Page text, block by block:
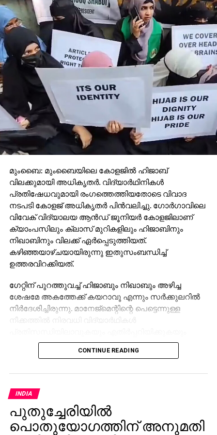
മുംബൈ: മുംബൈയിലെ കോളജിൽ ഹിജാബ്
വിലക്കുമായി അധികൃതർ. വിദ്യാർഥിനികൾ
പ്രതിഷേധവുമായി രം​ഗത്തെത്തിയതോടെ വിവാദ
നടപടി കോളജ് അധികൃതർ പിൻവലിച്ചു. ഗോർ​ഗാവിലെ
വിവേക് വിദ്യാലയ ആൻഡ് ജൂനിയർ കോളജിലാണ്
ക്യാംപസിലും ക്ലാസ് മുറികളിലും ഹിജാബിനും
നിഖാബിനും വിലക്ക് ഏർപ്പെടുത്തിയത്. ​
കഴിഞ്ഞയാഴ്ചയായിരുന്നു ഇതുസംബന്ധിച്ച്
ഉത്തരവിറക്കിയത്.
​ഗേറ്റിന് പുറത്തുവച്ച് ഹിജാബും നിഖാബും അഴിച്ച
ശേഷമേ അകത്തേക്ക് കയറാവൂ എന്നും സർക്കുലറിൽ
നിർദേശിച്ചിരുന്നു. മാനേജ്മെന്റിന്റെ പെട്ടെന്നുള്ള
നീക്കത്തിൽ നിരവധി വിദ്യാർഥികൾ
തീരുമാനം പിൻവലിക്കാൻ ആവശ്യപ്പെടുകയും
ചെയ്തു. എന്നാൽ വിദ്യാർഥിനികളുടെ ആവശ്യം
ഇതോടെ, ഏതാനും വിദ്യാർഥിനികൾ ക്യാംപസിന്
പുറത്ത് നിരാഹാര സമരം ആരംഭിക്കുകയായിരുന്നു.
എഐഎംഐഎം വനിതാ വിഭാഗം വൈസ് പ്രസിഡന്റ്
അഡ്വ. ജഹനാര ഷെയ്ഖ് വിദ്യാർഥികളെ കണ്ട്
CONTINUE READING
INDIA
പുതുച്ചേരിയിൽ
പൊതുയോഗത്തിന് അനുമതി